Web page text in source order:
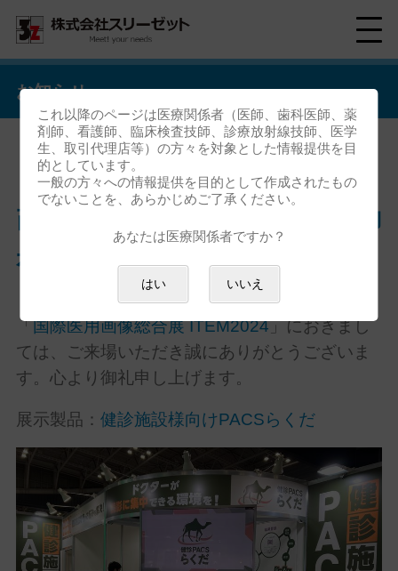
お知らせ
「健診PACSらくだ」国際医用
画像総合展 ITEM2024 ご来場御
礼
「国際医用画像総合展 ITEM2024」におきまし
ては、ご来場いただき誠にありがとうございま
す。心より御礼申し上げます。
展示製品： 健診施設様向けPACSらくだ
これ以降のページは医療関係者（医師、歯科医師、薬
剤師、看護師、臨床検査技師、診療放射線技師、医学
生、取引代理店等）の方々を対象とした情報提供を目
的としています。
一般の方々への情報提供を目的として作成されたもの
でないことを、あらかじめご了承ください。
あなたは医療関係者ですか？
はい いいえ